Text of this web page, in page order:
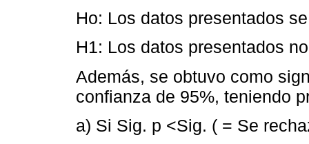
Ho: Los datos presentados
H1: Los datos presentados
Además, se obtuvo como
confianza de 95%, teniendo
a) Si Sig. p <Sig. ( = Se